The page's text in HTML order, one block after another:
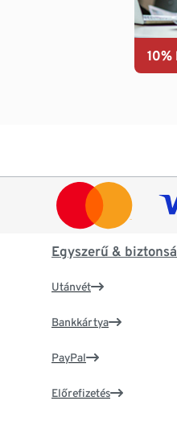
Egyszerű &
Utánvét
Bankkártya
PayPal
Előrefizetés